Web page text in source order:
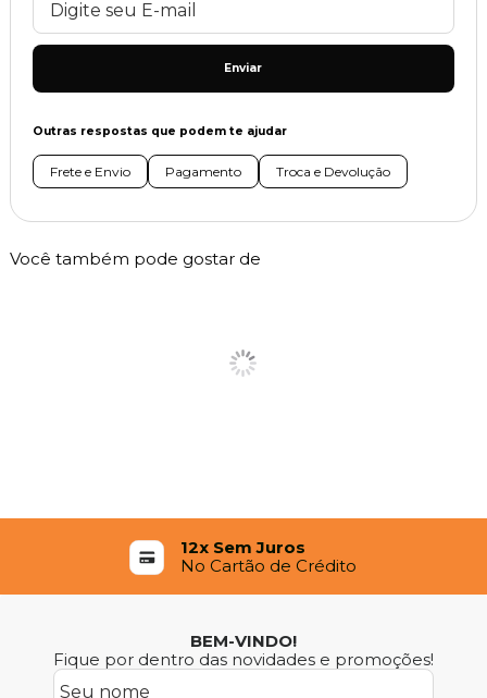
Enviar
Outras respostas que podem te ajudar
Frete e Envio Pagamento Troca e Devolução
Você também pode gostar de
12x Sem Juros
No Cartão de Crédito
BEM-VINDO!
Fique por dentro das novidades e promoções!